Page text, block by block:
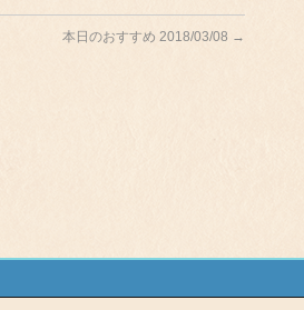
本日のおすすめ 2018/03/08 →